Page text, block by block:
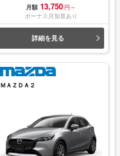
月額 13,750 円～
ボーナス月加算あり
詳細を見る
ＭＡＺＤＡ２